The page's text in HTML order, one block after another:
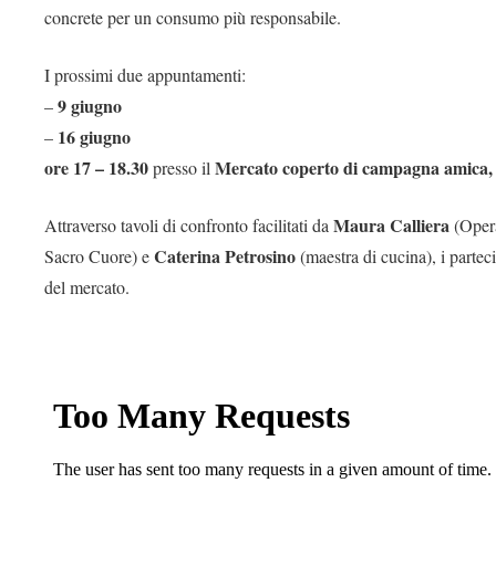
concrete per un consumo più responsabile.
I prossimi due appuntamenti:
–9 giugno
– 16 giugno
ore 17 – 18.30presso il Mercato coperto di campagna
Attraverso tavoli di confronto facilitati da Maura Calliera
Sacro Cuore) eCaterina Petrosino(maestra di cucina), i
del mercato.